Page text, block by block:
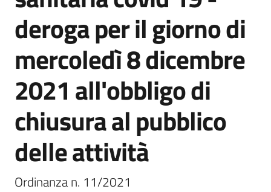
gli
argomenti...
su
deroga per il giorno di
mercoledì 8 dicembre
2021 all'obbligo di
chiusura al pubblico
delle attività
Ordinanza n. 11/2021